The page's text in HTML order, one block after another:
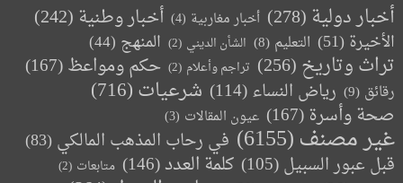
أخبار دولية (278) أخبار مغاربية (4) أخبار وطنية(242)
الأخيرة (51) التعليم (8) الشأن الديني (2) المنهج (44)
تراث وتاريخ(256) تراجم وأعلام (2) حكم ومواعظ(167)
رقائق (9) رياض النساء(114) شرعيات(716)
صحة وأسرة(167) عيون المقالات (3)
غير مصنف(6155) في رحاب المذهب المالكي (83)
قبل عبور السبيل(105) كلمة العدد(146) متابعات (2)